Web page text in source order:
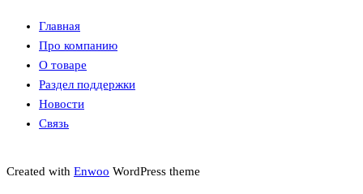
Главная
Про компанию
О товаре
Раздел поддержки
Новости
Связь
Created with Enwoo WordPress theme